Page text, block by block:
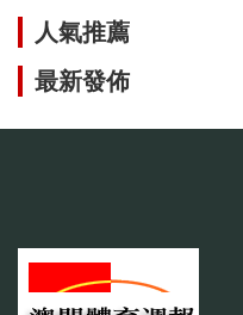
人氣推薦
最新發佈